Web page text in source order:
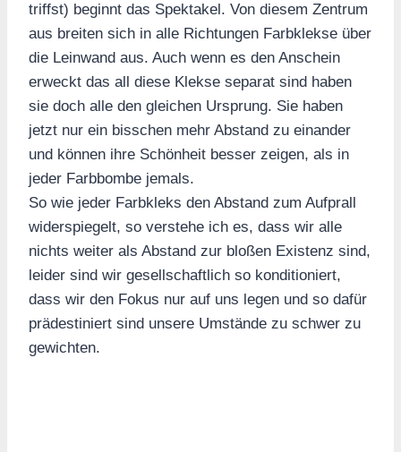
triffst) beginnt das Spektakel. Von diesem Zentrum
aus breiten sich in alle Richtungen Farbklekse über
die Leinwand aus. Auch wenn es den Anschein
erweckt das all diese Klekse separat sind haben
sie doch alle den gleichen Ursprung. Sie haben
jetzt nur ein bisschen mehr Abstand zu einander
und können ihre Schönheit besser zeigen, als in
jeder Farbbombe jemals.
So wie jeder Farbkleks den Abstand zum Aufprall
widerspiegelt, so verstehe ich es, dass wir alle
nichts weiter als Abstand zur bloßen Existenz sind,
leider sind wir gesellschaftlich so konditioniert,
dass wir den Fokus nur auf uns legen und so dafür
prädestiniert sind unsere Umstände zu schwer zu
gewichten.